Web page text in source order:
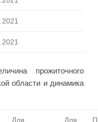
прожиточного
области и динамика
Для Для